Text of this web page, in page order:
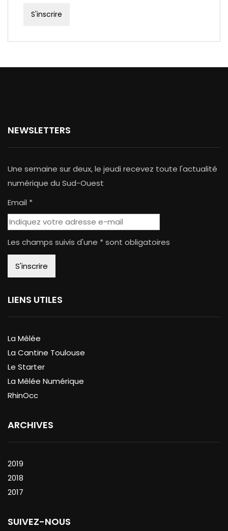
NEWSLETTERS
Une semaine sur deux, le jeudi recevez toute l'actualité
numérique du Sud-Ouest
Email *
Les champs suivis d'une * sont obligatoires
LIENS UTILES
La Mêlée
La Cantine Toulouse
Le Starter
La Mêlée Numérique
RhinOcc
ARCHIVES
2019
2018
2017
SUIVEZ-NOUS